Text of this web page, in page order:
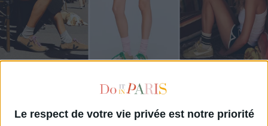
Le respect de votre vie privée est notre priorité
LES SNEAKERS STARS DE L’ÉTÉ